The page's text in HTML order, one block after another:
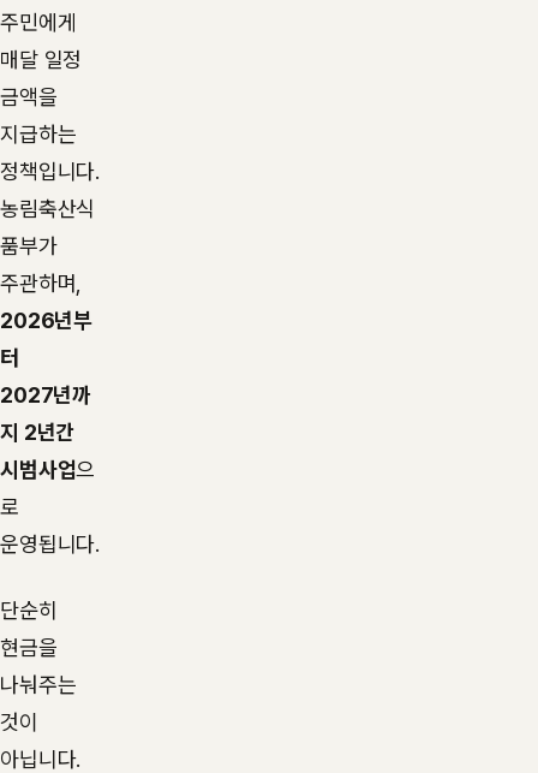
주민에게
매달 일정
금액을
지급하는
정책입니다.
농림축산식
품부가
주관하며,
2026년부
터
2027년까
지 2년간
시범사업으
로
운영됩니다.
단순히
현금을
나눠주는
것이
아닙니다.